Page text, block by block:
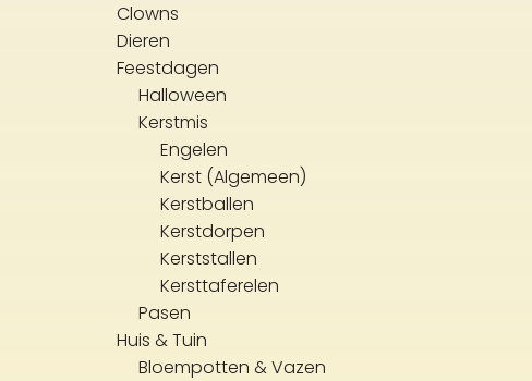
Clowns
Dieren
Feestdagen
Halloween
Kerstmis
Engelen
Kerst (Algemeen)
Kerstballen
Kerstdorpen
Kerststallen
Kersttaferelen
Pasen
Huis & Tuin
Bloempotten & Vazen